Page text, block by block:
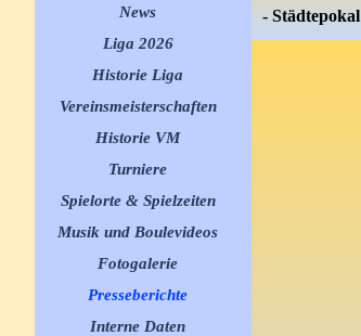
News
▼
Liga 2026
▼
Historie Liga
Vereinsmeisterschaften
Historie VM
Turniere
Spielorte & Spielzeiten
Musik und Boulevideos
Fotogalerie
Presseberichte
Interne Daten
- Städtepokal